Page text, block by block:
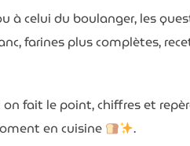
à celui du boulanger, les
farines plus complètes,
fait le point, chiffres et
en cuisine
.